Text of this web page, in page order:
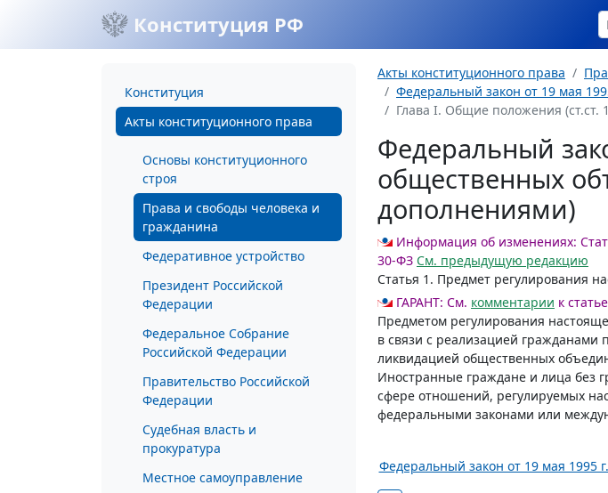
Конституция РФ
Конституция
Акты конституционного права
Основы конституционного
строя
Права и свободы человека и
гражданина
Федеративное устройство
Президент Российской
Федерации
Федеральное Собрание
Российской Федерации
Правительство Российской
Федерации
Судебная власть и
прокуратура
Местное самоуправление
Акты конституционного права
Федеральный закон от 19 мая
Глава I. Общие положения (ст.ст.
Федеральный
общественных
дополнениями)
Информация об изменениях:
30-ФЗ См. предыдущую редакцию
Статья 1. Предмет регулирования
ГАРАНТ: См. комментарии к
Предметом регулирования
в связи с реализацией гражданами
ликвидацией общественных
Иностранные граждане и лица без
сфере отношений, регулируемых
федеральными законами или
Федеральный закон от 19 мая